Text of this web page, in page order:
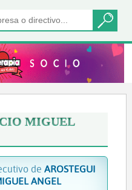
MIGUEL
de AROSTEGUI
ANGEL